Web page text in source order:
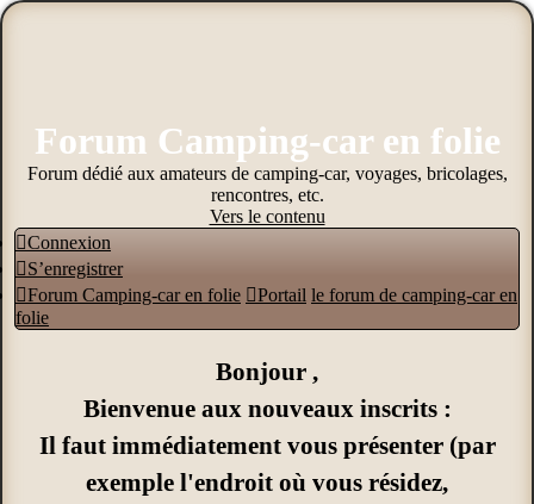
Forum Camping-car en folie
Forum dédié aux amateurs de camping-car, voyages, bricolages,
rencontres, etc.
Vers le contenu
Connexion
S’enregistrer
Forum Camping-car en folie
Portail le forum de camping-car en
folie
Bonjour ,
Bienvenue aux nouveaux inscrits :
Il faut immédiatement vous présenter (par
exemple l'endroit où vous résidez,